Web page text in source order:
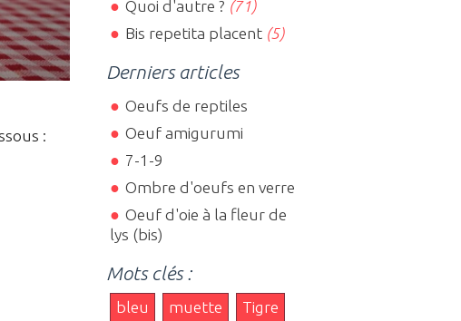
:
Quoi d'autre ? (71)
Bis repetita placent(5)
Derniers articles
Oeufs de reptiles
Oeuf amigurumi
7-1-9
Ombre d'oeufs en verre
Oeuf d'oie à la fleur de
lys (bis)
Mots clés :
bleu muette
Tigre